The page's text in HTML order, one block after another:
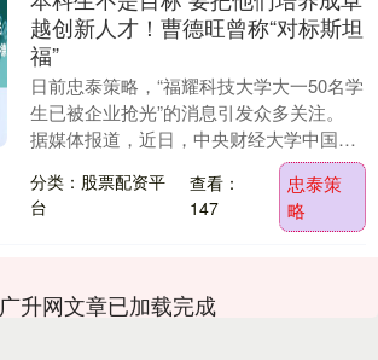
越创新人才！曹德旺曾称“对标斯坦
福”
日前忠泰策略，“福耀科技大学大一50名学
生已被企业抢光”的消息引发众多关注。
据媒体报道，近日，中央财经大学中国企
业研究中心研究员刘姝威在一论坛上表
示，福耀科技....
分类：股票配资平
台
查看：
147
忠泰策
略
广升网文章已加载完成